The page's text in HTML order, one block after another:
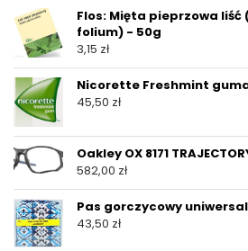
Flos: Mięta pieprzowa
folium) - 50g
3,15 zł
Nicorette Freshmint
45,50 zł
Oakley OX 8171
582,00 zł
Pas gorczycowy
43,50 zł